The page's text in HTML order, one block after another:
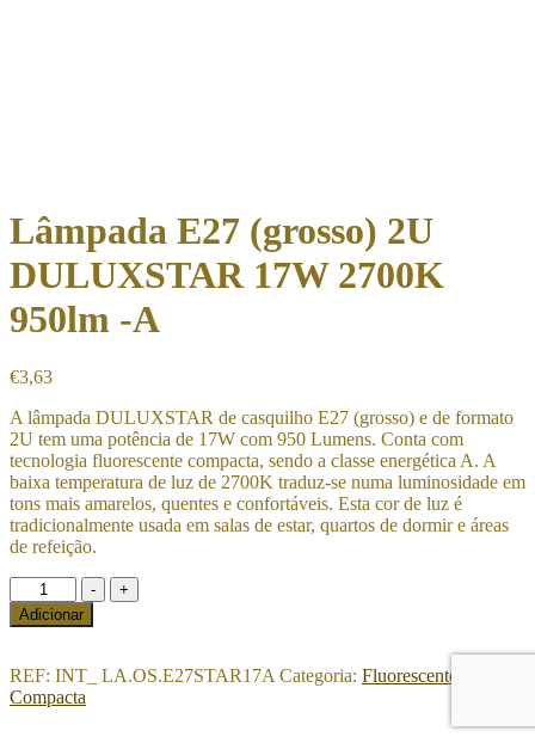
Lâmpada E27 (grosso) 2U
DULUXSTAR 17W 2700K
950lm -A
€3,63
A lâmpada DULUXSTAR de casquilho E27 (grosso) e de formato
2U tem uma potência de 17W com 950 Lumens. Conta com
tecnologia fluorescente compacta, sendo a classe energética A. A
baixa temperatura de luz de 2700K traduz-se numa luminosidade em
tons mais amarelos, quentes e confortáveis. Esta cor de luz é
tradicionalmente usada em salas de estar, quartos de dormir e áreas
de refeição.
-
Quantidade
de
Lâmpada
(grosso)
2U
+
Adicionar
REF: INT_ LA.OS.E27STAR17A Categoria: Fluorescente
Compacta